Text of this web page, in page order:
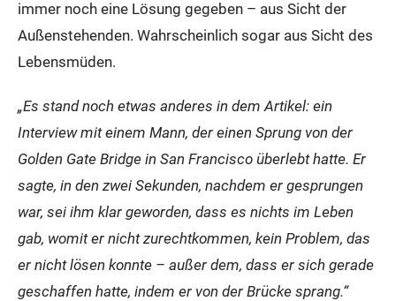
immer noch eine Lösung gegeben – aus Sicht der
Außenstehenden. Wahrscheinlich sogar aus Sicht des
Lebensmüden.
„Es stand noch etwas anderes in dem Artikel: ein
Interview mit einem Mann, der einen Sprung von der
Golden Gate Bridge in San Francisco überlebt hatte. Er
sagte, in den zwei Sekunden, nachdem er gesprungen
war, sei ihm klar geworden, dass es nichts im Leben
gab, womit er nicht zurechtkommen, kein Problem, das
er nicht lösen konnte – außer dem, dass er sich gerade
geschaffen hatte, indem er von der Brücke sprang.“